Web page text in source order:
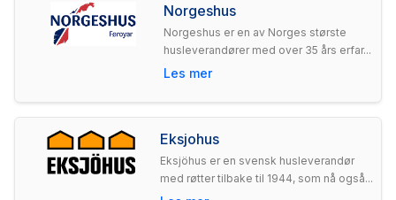
Norgeshus
Norgeshus er en av Norges største
husleverandører med over 35 års erfar...
Les mer
Eksjohus
Eksjöhus er en svensk husleverandør
med røtter tilbake til 1944, som nå også...